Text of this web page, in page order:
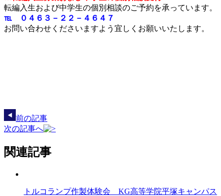
転編入生および中学生の個別相談のご予約を承っています。
℡ ０４６３－２２－４６４７
お問い合わせくださいますよう宜しくお願いいたします。
前の記事
次の記事へ
関連記事
トルコランプ作製体験会 KG高等学院平塚キャンパス